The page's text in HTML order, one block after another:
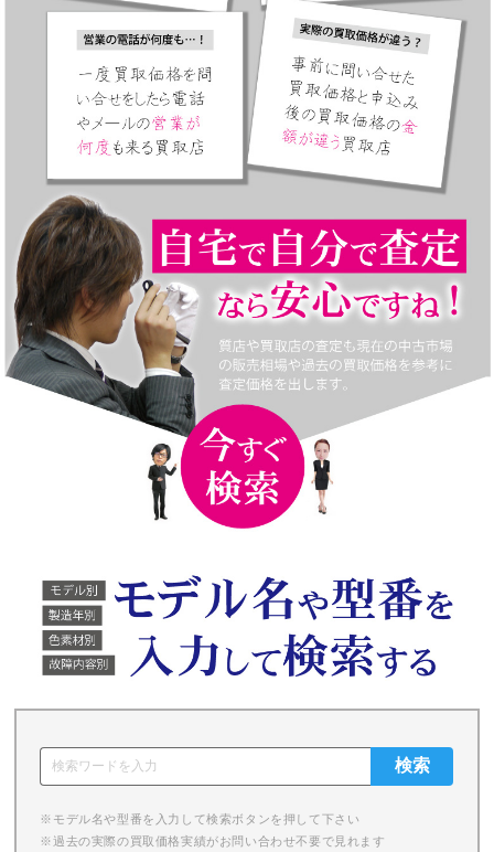
※モデル名や型番を入力して検索ボタンを押して下さい
※過去の実際の買取価格実績がお問い合わせ不要で見れます